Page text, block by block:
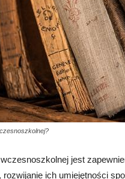
jest
ich umiejętności